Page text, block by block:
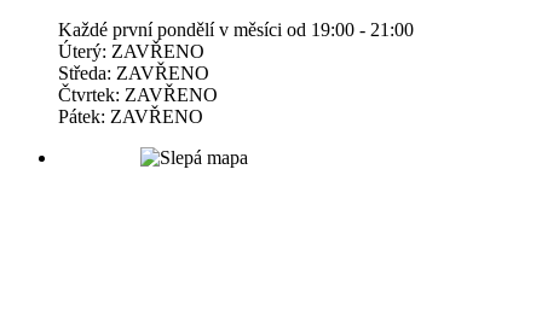
Každé první pondělí v měsíci od 19:00 - 21:00
Úterý: ZAVŘENO
Středa: ZAVŘENO
Čtvrtek: ZAVŘENO
Pátek: ZAVŘENO